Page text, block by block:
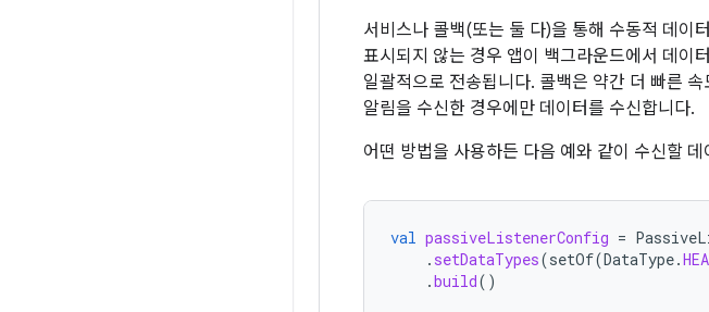
서비스나 콜백(또는 둘 다)을 통해 수동적 데이
표시되지 않는 경우 앱이 백그라운드에서 데이
일괄적으로 전송됩니다. 콜백은 약간 더 빠른
알림을 수신한 경우에만 데이터를 수신합니다.
어떤 방법을 사용하든 다음 예와 같이 수신할
val passiveListenerConfig =
. setDataTypes(setOf(DataType.
.build()